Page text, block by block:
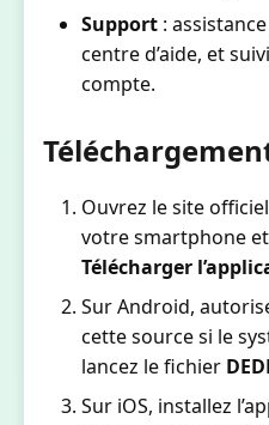
Support :
centre d’aide, et
compte.
Ouvrez le site
votre smartphone
Télécharger
Sur Android,
cette source si le
lancez le fichier
Sur iOS, installez